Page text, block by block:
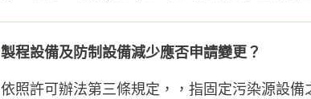
製程設備及防制設備減少應否申請變更？
依照許可辦法第三條規定，，指固定污染源設